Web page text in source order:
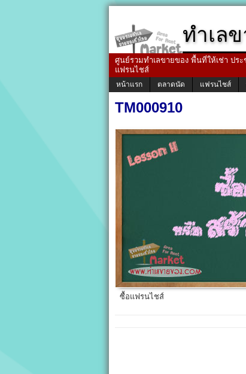
ทำเล
ศูนย์รวมทำเลขายของ พื้นที่ให้เช่า ปร
แฟรนไชส์
หน้าแรก ตลาดนัด แฟรนไชส์
TM000910
ซื้อแฟรนไชส์